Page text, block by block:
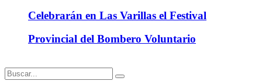
Celebrarán en Las Varillas el Festival
Provincial del Bombero Voluntario